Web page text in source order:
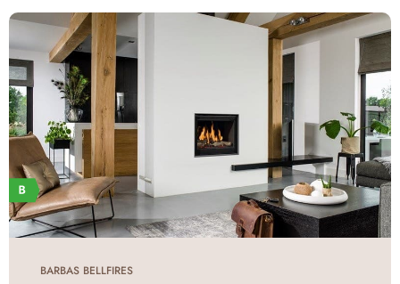
BARBAS BELLFIRES